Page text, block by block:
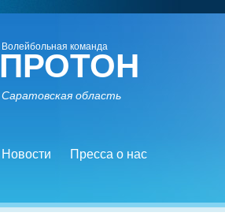
Волейбольная команда
ПРОТОН
Саратовская область
Новости Пресса о нас